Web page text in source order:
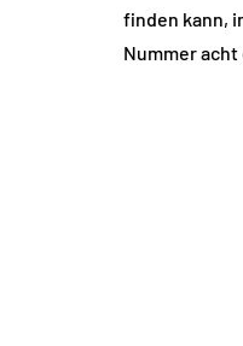
finden kann,
Nummer acht